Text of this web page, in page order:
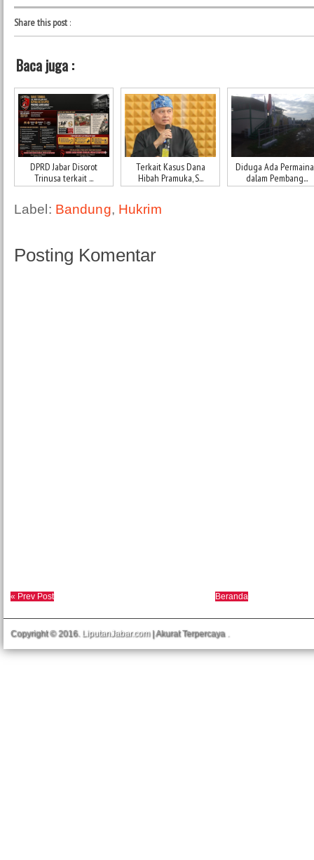
Share this post:
Baca juga :
DPRD Jabar Disorot
Trinusa terkait ...
Terkait Kasus Dana
Hibah Pramuka, S...
Diduga Ada
dalam Pembang...
Label: Bandung, Hukrim
Posting Komentar
« Prev Post Beranda
Copyright © 2016. LiputanJabar.com| Akurat Terpercaya